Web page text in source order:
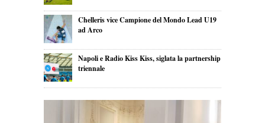
Chelleris vice Campione del Mondo Lead U19
ad Arco
Napoli e Radio Kiss Kiss, siglata la partnership
triennale